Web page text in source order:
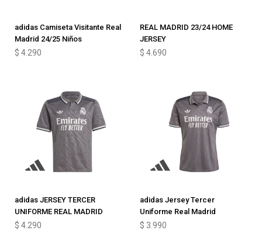
adidas Camiseta Visitante Real
Madrid 24/25 Niños
$ 4.290
REAL MADRID 23/24 HOME
JERSEY
$ 4.690
adidas JERSEY TERCER
UNIFORME REAL MADRID
$ 4.290
adidas Jersey Tercer
Uniforme Real Madrid
$ 3.990